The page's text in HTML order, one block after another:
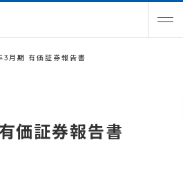
3月期 有価証券報告書
価証券報告書